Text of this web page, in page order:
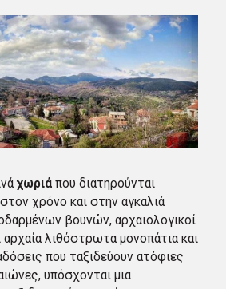
χωριά που διατηρούνται
χρόνο και στην αγκαλιά
βουνών, αρχαιολογικοί
αρχαία λιθόστρωτα μονοπάτια και
που ταξιδεύουν ατόφιες
υπόσχονται μια